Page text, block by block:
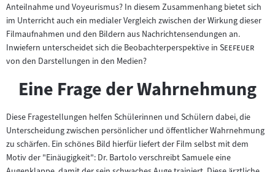
Anteilnahme und Voyeurismus? In diesem Zusammenhang bietet sich
im Unterricht auch ein medialer Vergleich zwischen der Wirkung dieser
Filmaufnahmen und den Bildern aus Nachrichtensendungen an.
Inwiefern unterscheidet sich die Beobachterperspektive in "
Seefeuer"
von den Darstellungen in den Medien?
Eine Frage der Wahrnehmung
Diese Fragestellungen helfen Schülerinnen und Schülern dabei, die
Unterscheidung zwischen persönlicher und öffentlicher Wahrnehmung
zu schärfen. Ein schönes Bild hierfür liefert der Film selbst mit dem
Motiv der "Einäugigkeit": Dr. Bartolo verschreibt Samuele eine